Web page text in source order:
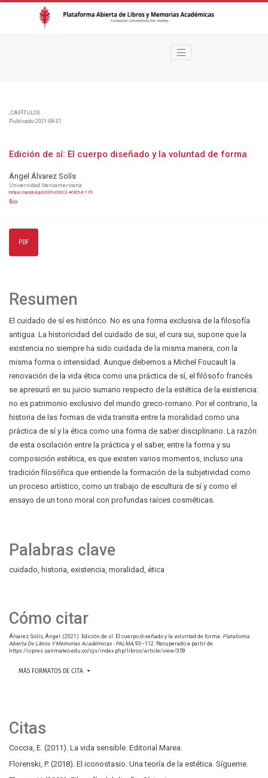
, CAPÍTULOS
Edición de sí: El cuerpo diseñado y la voluntad de forma
Publicado 2021-08-31
Ángel Álvarez Solís
Universidad Iberoamericana
https://orcid.org/0000-0002-4685-6176
Bio
PDF
Palabras clave
cuidado historia existencia moralidad ética
Cómo citar
Álvarez Solís, Ángel. (2021). Edición de sí: El cuerpo diseñado y la voluntad de forma. Plataforma
Abierta De Libros Y Memorias Académicas - PALMA, 93–112. Recuperado a partir de
https://cipres.sanmateo.edu.co/ojs/index.php/libros/article/view/359
MÁS FORMATOS DE CITA
Resumen
El cuidado de sí es histórico. No es una forma exclusiva de la filosofía
antigua. La historicidad del cuidado de sui, el cura sui, supone que la
existencia no siempre ha sido cuidada de la misma manera, con la
misma forma o intensidad. Aunque debemos a Michel Foucault la
renovación de la vida ética como una práctica de sí, el filósofo francés
se apresuró en su juicio sumario respecto de la estética de la existencia:
no es patrimonio exclusivo del mundo greco-romano. Por el contrario, la
historia de las formas de vida transita entre la moralidad como una
práctica de sí y la ética como una forma de saber disciplinario. La razón
de esta oscilación entre la práctica y el saber, entre la forma y su
composición estética, es que existen varios momentos, incluso una
tradición filosófica que entiende la formación de la subjetividad como
un proceso artístico, como un trabajo de escultura de sí y como el
ensayo de un tono moral con profundas raíces cosméticas.
Citas
Coccia, E. (2011). La vida sensible. Editorial Marea.
Florenski, P. (2018). El iconostasio. Una teoría de la estética. Sígueme.